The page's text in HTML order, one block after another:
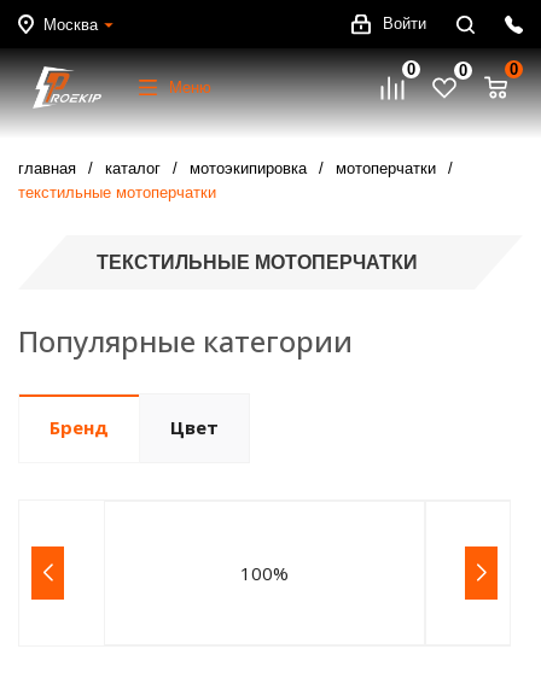
Москва Войти
Меню
0 0 0
главная каталог мотоэкипировка
мотоперчатки
текстильные мотоперчатки
ТЕКСТИЛЬНЫЕ МОТОПЕРЧАТКИ
Популярные категории
Бренд Цвет
100%